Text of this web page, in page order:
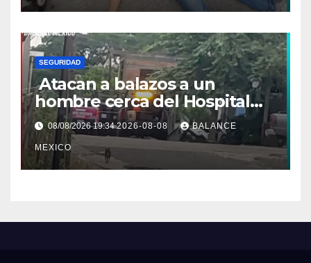
SEGURIDAD
Atacan a balazos a un
hombre cerca del Hospital
General de Huixtla
08/08/2026 19:342026-08-08 BALANCE
MEXICO